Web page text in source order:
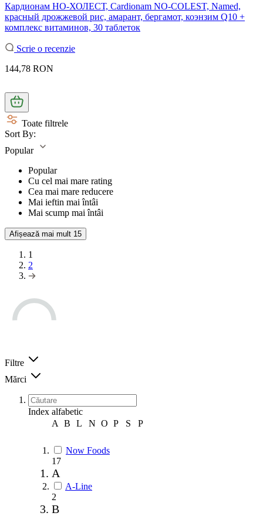
Кардионам НО-ХОЛЕСТ, Cardionam NO-COLEST, Named,
красный дрожжевой рис, амарант, бергамот, коэнзим Q10 +
комплекс витаминов, 30 таблеток
Scrie o recenzie
144,78 RON
Toate filtrele
Sort By:
Popular
Popular
Cu cel mai mare rating
Cea mai mare reducere
Mai ieftin mai întâi
Mai scump mai întâi
Afișează mai mult 15
1
2
Filtre
Mărci
Index alfabetic
A
B L N O P S Р
Now Foods
17
A
A-Line
2
B